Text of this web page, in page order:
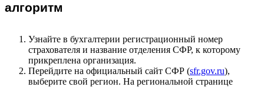
алгоритм
Узнайте в бухгалтерии регистрационный номер
страхователя и название отделения СФР, к которому
прикреплена организация.
Перейдите на официальный сайт СФР (sfr.gov.ru),
выберите свой регион. На региональной странице